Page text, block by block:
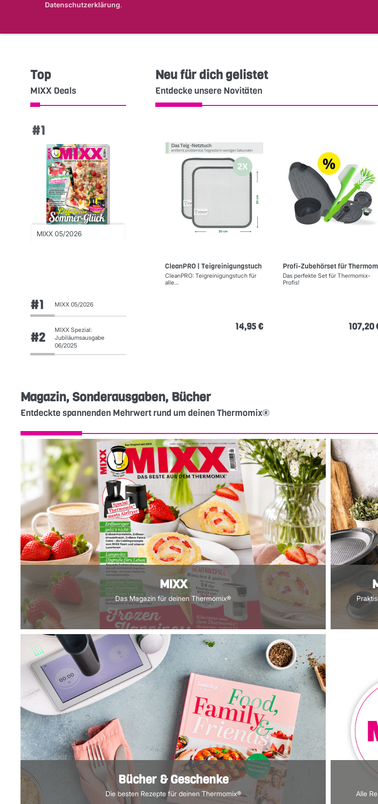
Datenschutzerklärung.
Top
MIXX Deals
#1
MIXX 05/2026
#1 MIXX 05/2026
#2
MIXX Spezial:
Jubiläumsausgabe
06/2025
Neu für dich gelistet
Entdecke unsere Novitäten
CleanPRO | Teigreinigungstuch (2er-Set)
CleanPRO: Teigreinigungstuch für
alle...
14,95 €
Profi-Zubehörset für
Das perfekte Set für Thermomix-
Profis!
107,20
MIXX
Das Magazin für deinen Thermomix®
Bücher & Geschenke
Die besten Rezepte für deinen Thermomix®
Alle
Magazin, Sonderausgaben, Bücher
Entdeckte spannenden Mehrwert rund um deinen Thermomix®